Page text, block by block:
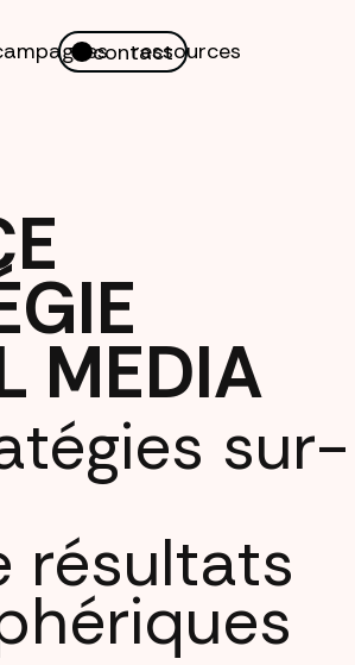
ressources
contact
MEDIA
sur-
résultats